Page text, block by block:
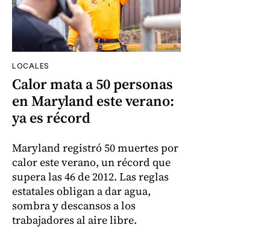
LOCALES
Calor mata a 50 personas
en Maryland este verano:
ya es récord
Maryland registró 50 muertes por
calor este verano, un récord que
supera las 46 de 2012. Las reglas
estatales obligan a dar agua,
sombra y descansos a los
trabajadores al aire libre.